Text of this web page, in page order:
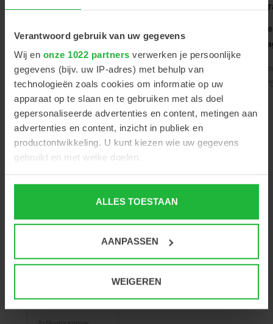
Verantwoord gebruik van uw gegevens
Wij en onze 1022 partners verwerken je persoonlijke
gegevens (bijv. uw IP-adres) met behulp van
technologieën zoals cookies om informatie op uw
apparaat op te slaan en te gebruiken met als doel
gepersonaliseerde advertenties en content, metingen aan
advertenties en content, inzicht in publiek en
productontwikkeling. U kunt kiezen wie uw gegevens
gebruikt en met welke doelen.
Als u het toestaat, willen we ook graag:
Informatie verzamelen over uw geografische locatie,
die tot een paar meter nauwkeurig kan zijn
op specifieke eigenschappen (fingerprinting)
Lees meer over hoe uw persoonlijke gegevens worden
verwerkt en stel uw voorkeuren in het
intrekken in de Cookieverklaring.
ALLES TOESTAAN
AANPASSEN
WEIGEREN
Artikelnummer
425240
Offerte
aanvragen
Artikelnummer
7000741
Offerte
Assure +,
snelle en
Offerte aanvragen